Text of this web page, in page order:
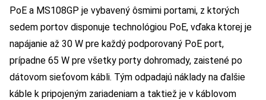
PoE a MS108GP je vybavený ôsmimi portami, z ktorých
sedem portov disponuje technológiou PoE, vďaka ktorej je
napájanie až 30 W pre každý podporovaný PoE port,
prípadne 65 W pre všetky porty dohromady, zaistené po
dátovom sieťovom kábli. Tým odpadajú náklady na ďalšie
káble k pripojeným zariadeniam a taktiež je v káblovom